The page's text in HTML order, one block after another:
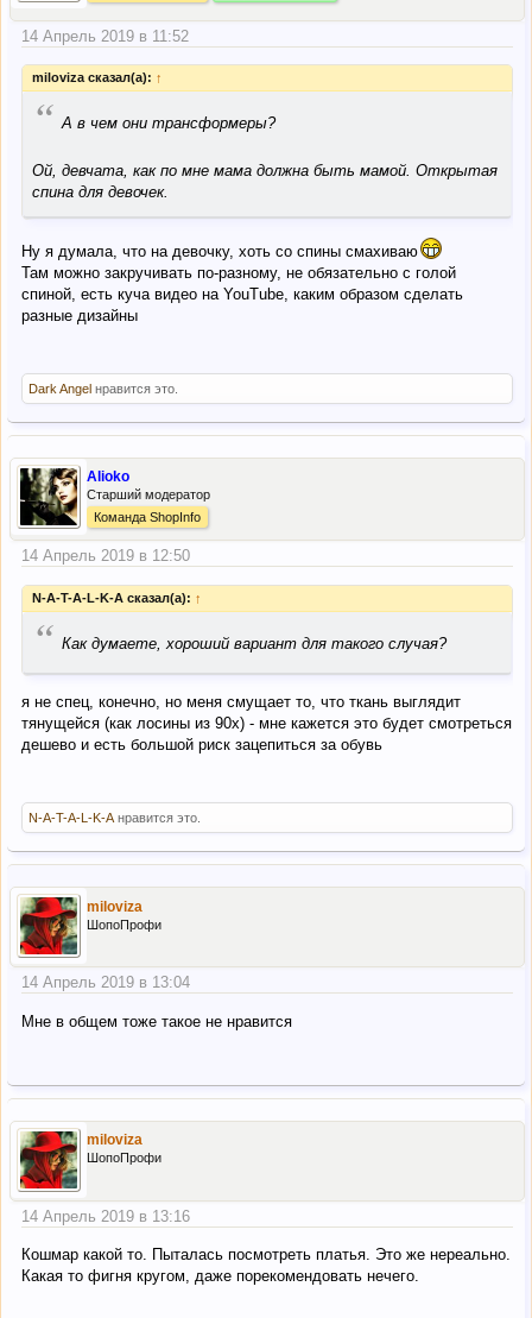
14 Апрель 2019 в 11:52
miloviza сказал(а): ↑
“ А в чем они трансформеры?
Ой, девчата, как по мне мама должна быть мамой. Открытая
спина для девочек.
Ну я думала, что на девочку, хоть со спины смахиваю
Там можно закручивать по-разному, не обязательно с голой
спиной, есть куча видео на YouTube, каким образом сделать
разные дизайны
Dark Angel нравится это.
Alioko
Старший модератор
Команда ShopInfo
14 Апрель 2019 в 12:50
N-A-T-A-L-K-A сказал(а): ↑
“ Как думаете, хороший вариант для такого случая?
я не спец, конечно, но меня смущает то, что ткань выглядит
тянущейся (как лосины из 90х) - мне кажется это будет смотреться
дешево и есть большой риск зацепиться за обувь
N-A-T-A-L-K-A нравится это.
miloviza
ШопоПрофи
14 Апрель 2019 в 13:04
Мне в общем тоже такое не нравится
miloviza
ШопоПрофи
14 Апрель 2019 в 13:16
Кошмар какой то. Пыталась посмотреть платья. Это же нереально.
Какая то фигня кругом, даже порекомендовать нечего.